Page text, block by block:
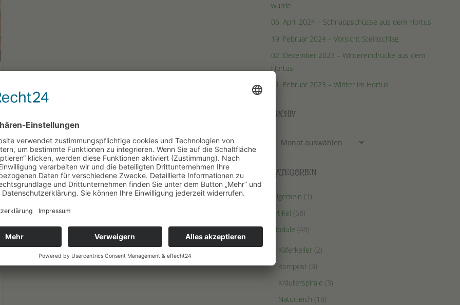
wurde
06. April 2024 – Schnappschüsse aus dem Hortus
19. Februar 2024 – Vorsicht Steinschlag
02. Dezember 2023 – Wintereindrücke aus dem
Hortus
01. Februar 2023 – Winter im Hortus
ARCHIV
KATEGORIEN
Allgemein (1)
Artikel (68)
Module (49)
Käferkeller (2)
Kompost (3)
Kräuterspirale (3)
Naturteich (18)